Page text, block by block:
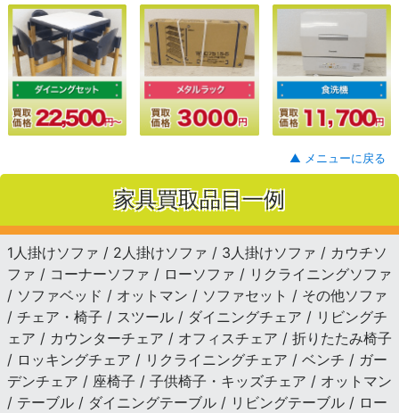
▲ メニューに戻る
家具買取品目一例
1人掛けソファ / 2人掛けソファ / 3人掛けソファ / カウチソ
ファ / コーナーソファ / ローソファ / リクライニングソファ
/ ソファベッド / オットマン / ソファセット / その他ソファ
/ チェア・椅子 / スツール / ダイニングチェア / リビングチ
ェア / カウンターチェア / オフィスチェア / 折りたたみ椅子
/ ロッキングチェア / リクライニングチェア / ベンチ / ガー
デンチェア / 座椅子 / 子供椅子・キッズチェア / オットマン
/ テーブル / ダイニングテーブル / リビングテーブル / ロー